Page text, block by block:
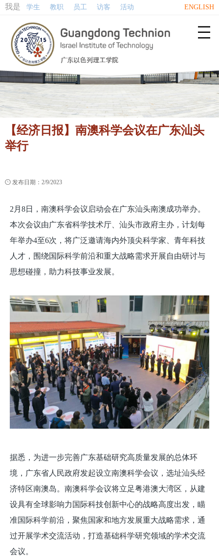
我是 学生 教职 员工 访客 活动 ENGLISH

【经济日报】南澳科学会议在广东汕头
举行
 发布日期：2/9/2023
2月8日，南澳科学会议启动会在广东汕头南澳成功举办。
本次会议由广东省科学技术厅、汕头市政府主办，计划每
年举办4至6次，将广泛邀请海内外顶尖科学家、青年科技
人才，围绕国际科学前沿和重大战略需求开展自由研讨与
思想碰撞，助力科技事业发展。
据悉，为进一步完善广东基础研究高质量发展的总体环
境，广东省人民政府发起设立南澳科学会议，选址汕头经
济特区南澳岛。南澳科学会议将立足粤港澳大湾区，从建
设具有全球影响力国际科技创新中心的战略高度出发，瞄
准国际科学前沿，聚焦国家和地方发展重大战略需求，通
过开展学术交流活动，打造基础科学研究领域的学术交流
会议。